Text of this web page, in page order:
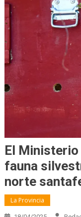
El
fauna
norte
La Provincia